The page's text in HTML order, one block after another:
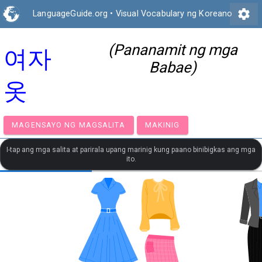
LanguageGuide.org • Visual Vocabulary ng Koreano settings
여자
옷
(Pananamit ng mga
Babae)
MAGENSAYO NG MAGSALITA MAKINIG
I-tap ang mga salita at parirala upang marinig kung paano binibigkas ang mga
ito.